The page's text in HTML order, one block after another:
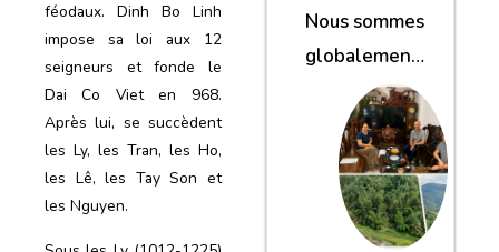
féodaux. Dinh Bo Linh
impose sa loi aux 12
seigneurs et fonde le
Dai Co Viet en 968.
Après lui, se succèdent
les Ly, les Tran, les Ho,
les Lê, les Tay Son et
les Nguyen.
Nous sommes
globalement
satisfaits du
voyage